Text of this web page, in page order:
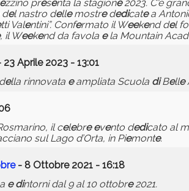
ezzino presenta la stagione2023. C'è
del nastro dellemostrededicatea
tti Valentini”. Confermato il Weekend del
, il Weekend da favola ela Mountain Acad
23 Aprile 2023 - 13:01
ella rinnovata eampliata Scuola diBelle
il celebre evento dedicato al
sul Lago d’Orta, in Piemonte.
e- 8 Ottobre 2021 - 16:18
e dintorni dal 9 al 10 ottobre2021.